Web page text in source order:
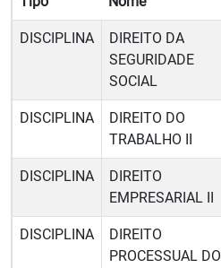
DISCIPLINA
DIREITO DA
SEGURIDADE
SOCIAL
DISCIPLINA
DIREITO DO
TRABALHO II
DISCIPLINA
DIREITO
EMPRESARIAL II
DISCIPLINA
DIREITO
PROCESSUAL DO